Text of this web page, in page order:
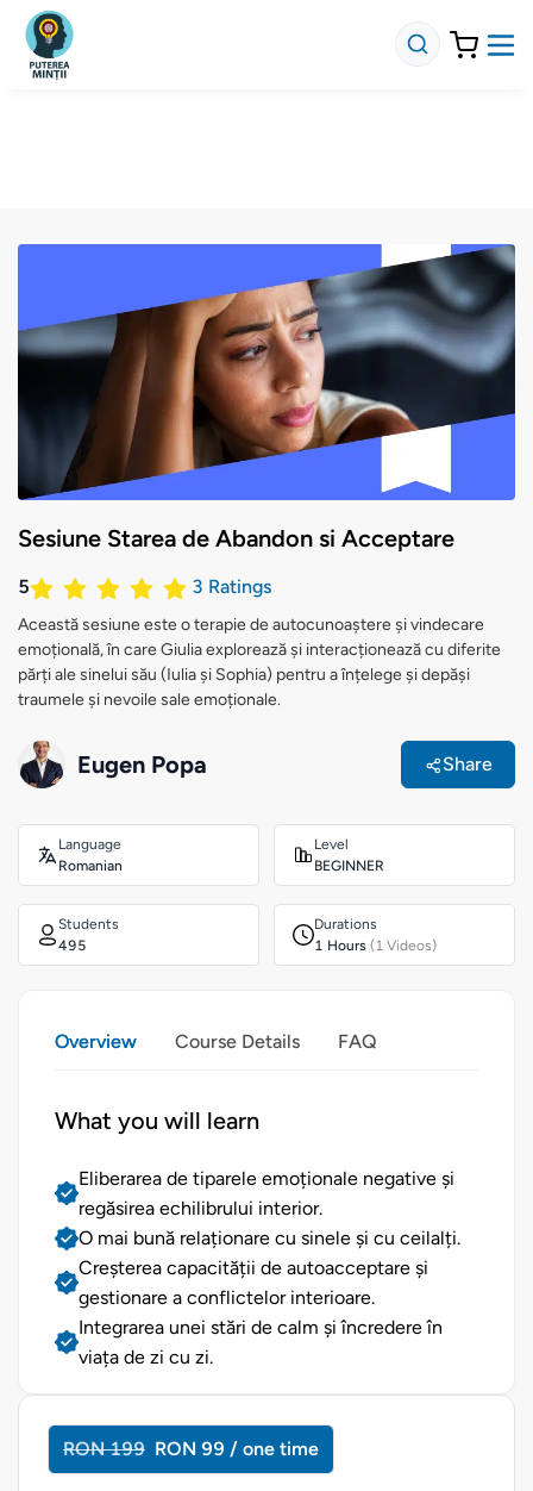
Sesiune Starea de Abandon si Acceptare
5 3 Ratings
Această sesiune este o terapie de autocunoaștere și vindecare
emoțională, în care Giulia explorează și interacționează cu diferite
părți ale sinelui său (Iulia și Sophia) pentru a înțelege și depăși
traumele și nevoile sale emoționale.
Eugen Popa Share
Language
Romanian
Level
BEGINNER
Students
495
Durations
1 Hours (1 Videos)
Overview Course Details FAQ
What you will learn
Eliberarea de tiparele emoționale negative și
regăsirea echilibrului interior.
O mai bună relaționare cu sinele și cu ceilalți.
Creșterea capacității de autoacceptare și
gestionare a conflictelor interioare.
Integrarea unei stări de calm și încredere în
viața de zi cu zi.
RON 199 RON 99 / one time